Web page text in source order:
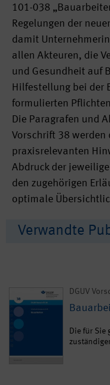
101-038
Regelungen der
damit
allen Akteuren, die
und Gesundheit auf
Hilfestellung bei der
formulierten
Die Paragrafen und
Vorschrift 38 werden
praxisrelevanten
Abdruck der
den zugehörigen
optimale
Verwandte
DGUV
Die für Sie